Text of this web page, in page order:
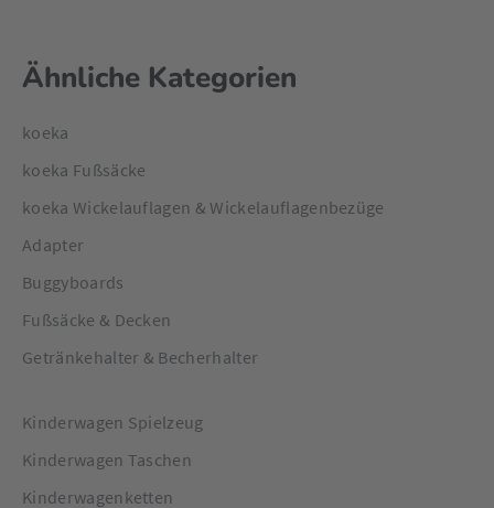
Ähnliche Kategorien
koeka
koeka Fußsäcke
koeka Wickelauflagen & Wickelauflagenbezüge
Adapter
Buggyboards
Fußsäcke & Decken
Getränkehalter & Becherhalter
Kinderwagen Spielzeug
Kinderwagen Taschen
Kinderwagenketten